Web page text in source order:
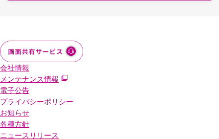
会社情報
メンテナンス情報
電子公告
プライバシーポリシー
お知らせ
各種方針
ニュースリリース